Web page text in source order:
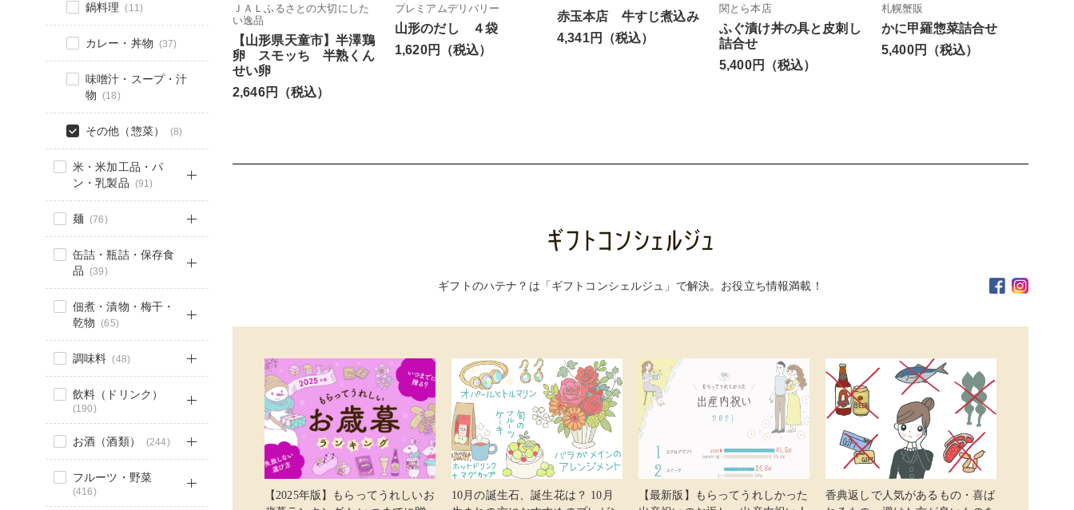
鍋料理 (11)
カレー・丼物 (37)
味噌汁・スープ・汁
物 (18)
その他（惣菜） (8)
米・米加工品・パ
ン・乳製品 (91)
麺 (76)
缶詰・瓶詰・保存食
品 (39)
佃煮・漬物・梅干・
乾物 (65)
調味料 (48)
飲料（ドリンク）
(190)
お酒（酒類） (244)
フルーツ・野菜
(416)
ＪＡＬふるさとの大切にした
い逸品
【山形県天童市】半澤鶏
卵 スモッち 半熟くん
せい卵
2,646円（税込）
プレミアムデリバリー
山形のだし ４袋
1,620円（税込）
赤玉本店 牛すじ煮込み
4,341円（税込）
関とら本店
ふぐ漬け丼の具と皮刺し
詰合せ
5,400円（税込）
札幌蟹販
かに甲羅惣菜詰合せ
5,400円（税込）
ギフトのハテナ？は「ギフトコンシェルジュ」で解決。お役立ち情報満載！
【2025年版】もらってうれしいお
10月の誕生石、誕生花は？ 10月
【最新版】もらってうれしかった
香典返しで人気があるもの・喜ば